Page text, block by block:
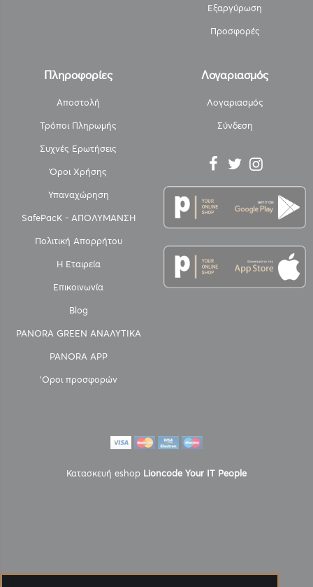
Εξαργύρωση
Προσφορές
Πληροφορίες
Αποστολή
Τρόποι Πληρωμής
Συχνές Ερωτήσεις
Όροι Χρήσης
Υπαναχώρηση
SafePacK - ΑΠΟΛΥΜΑΝΣΗ
Πολιτική Απορρήτου
Η Εταιρεία
Επικοινωνία
Blog
PANORA GREEN ΑΝΑΛΥΤΙΚΑ
PANORA APP
'Οροι προσφορών
Λογαριασμός
Λογαριασμός
Σύνδεση
Κατασκευή eshop Lioncode Your IT People